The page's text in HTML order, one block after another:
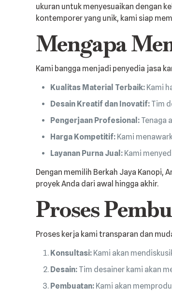
ukuran untuk menyesuaikan dengan
kontemporer yang unik, kami siap
Mengapa
Kami bangga menjadi penyedia jasa
Kualitas Material Terbaik: Kami
Desain Kreatif dan Inovatif: Tim
Pengerjaan Profesional: Tenaga
Harga Kompetitif: Kami
Layanan Purna Jual: Kami
Dengan memilih Berkah Jaya Kanopi,
proyek Anda dari awal hingga akhir.
Proses
Proses kerja kami transparan dan
Konsultasi: Kami akan
Desain: Tim desainer kami akan
Pembuatan: Kami akan